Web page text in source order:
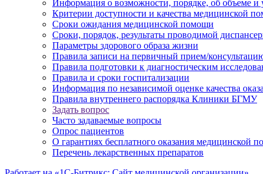
Информация о возможности, порядке, об объеме
Критерии доступности и качества медицинской
Сроки ожидания медицинской помощи
Сроки, порядок, результаты проводимой
Параметры здорового образа жизни
Правила записи на первичный прием/
Правила подготовки к диагностическим
Правила и сроки госпитализации
Информация по независимой оценке качества
Правила внутреннего распорядка Клиники БГМУ
Задать вопрос
Часто задаваемые вопросы
Опрос пациентов
О гарантиях бесплатного оказания медицинской
Перечень лекарственных препаратов